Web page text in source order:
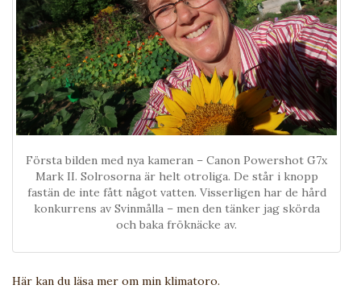
Första bilden med nya kameran – Canon Powershot G7x
Mark II. Solrosorna är helt otroliga. De står i knopp
fastän de inte fått något vatten. Visserligen har de hård
konkurrens av Svinmålla – men den tänker jag skörda
och baka fröknäcke av.
Här kan du läsa mer om min klimatoro.